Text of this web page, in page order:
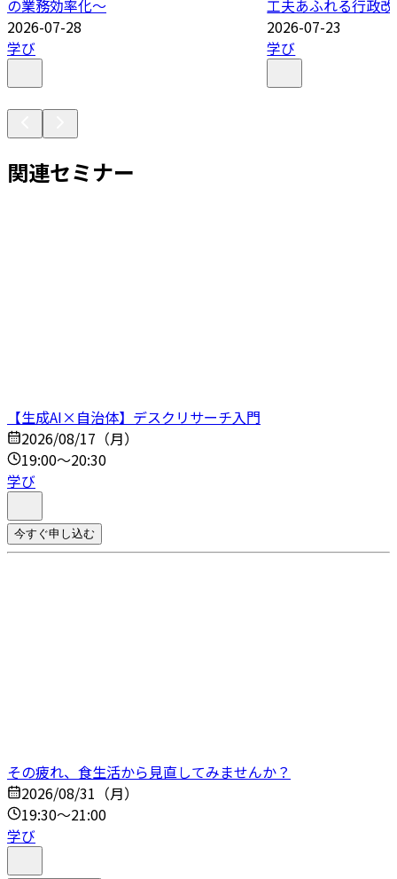
の業務効率化～
2026-07-28
学び
工夫あふれる行政
2026-07-23
学び
関連セミナー
【生成AI×自治体】デスクリサーチ入門
2026/08/17（月）
19:00～20:30
学び
今すぐ申し込む
その疲れ、食生活から見直してみませんか？
2026/08/31（月）
19:30～21:00
学び